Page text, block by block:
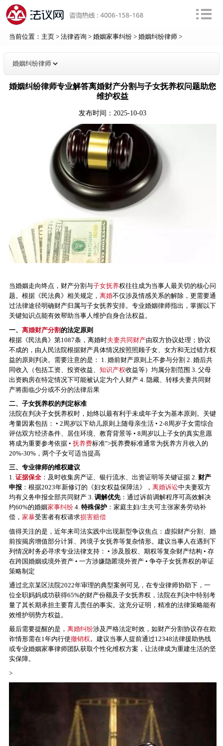
当前位置： 主页> 法律咨询 > 婚姻家事纠纷> 婚姻纠纷律师>
婚姻纠纷律师专业解答离婚财产分割与子女抚养权问题助您
维护权益
发布时间：2025-10-03
当婚姻走向终点，财产分割与子女抚养权往往成为当事人最关切的核心问
题。根据《民法典》相关规定， 离婚不仅涉及情感关系的解除，更需要通
过法律途径明确财产归属与子女抚养安排。专业婚姻律师指出，掌握以下
关键知识点能有效帮助当事人维护自身合法权益。
一、 离婚财产分割的法定原则
根据《民法典》第1087条，离婚时夫妻共同财产由双方协议处理；协议
不成的，由人民法院根据财产具体情况按照照顾子女、女方和无过错方权
益的原则判决。需要注意的是： 1. 婚前财产原则上不参与分割 2. 婚后共
同收入（包括工资、投资收益、 知识产权收益等）均属分割范围 3. 父母
出资购房在特定情况下可能被认定为个人财产 4. 隐藏、转移夫妻共同财
产将面临少分或不分的法律后果
二、子女抚养权的判定标准
法院在判决子女抚养权时，始终以最有利于未成年子女为基本原则。关键
考量因素包括： • 2周岁以下幼儿原则上随母亲生活 • 2-8周岁子女需综合
评估双方经济条件、居住环境、教育背景等 • 8周岁以上子女的真实意愿
将成为重要参考依据 • 抚养费标准">抚养费标准通常为抚养方月收入的
20%-30%，两个子女可适当提高
三、专业律师的维权建议
1. 证据保全：及时收集房产证、银行流水、出资证明等关键证据 2. 财产
申报：根据2023年新修订的《妇女权益保障法》， 离婚诉讼中夫妻双方
均有义务申报全部共同财产 3. 调解优先：通过诉前调解程序可高效解决
约60%的婚姻家事纠纷4. 特殊保护：家庭主妇/主夫可主张家务劳动补
偿， 家暴受害者有权请求损害赔偿
值得关注的是，近年来司法实践中出现新型争议焦点：虚拟财产分割、婚
前按揭房增值部分计算、跨境子女抚养等复杂情形。建议当事人在遇到下
列情况时务必寻求专业法律支持： • 涉及股权、期权等复杂财产结构 • 存
在跨国婚姻或境外资产 • 一方涉嫌隐匿境外资产 • 争夺子女抚养权的举证
策略制定
通过北京某区法院2022年审理的典型案例可见，在专业律师协助下，一
位全职妈妈成功获得65%的财产份额及子女抚养权，法院在判决中特别考
量了其长期承担主要育儿责任的事实。这充分证明，精准的法律策略能有
效维护弱势方权益。
最后需要提醒的是， 离婚纠纷涉及严格法定时效，如财产分割协议存在欺
诈情形需在1年内行使撤销权。建议当事人提前通过12348法律援助热线
或专业婚姻家事律师团队获取个性化维权方案，让法律成为重建生活的坚
实保障。
>